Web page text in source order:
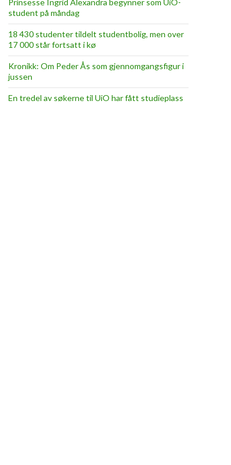
Prinsesse Ingrid Alexandra begynner som UiO-
student på måndag
18 430 studenter tildelt studentbolig, men over
17 000 står fortsatt i kø
Kronikk: Om Peder Ås som gjennomgangsfigur i
jussen
En tredel av søkerne til UiO har fått studieplass